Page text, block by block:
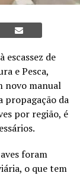
escassez de
e Pesca,
novo manual
propagação da
por região, é
foram
o que tem